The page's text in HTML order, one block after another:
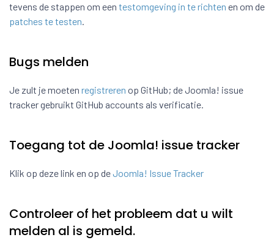
tevens de stappen om een testomgeving in te richten en om de
patches te testen.
Bugs melden
Je zult je moeten registreren op GitHub; de Joomla! issue
tracker gebruikt GitHub accounts als verificatie.
Toegang tot de Joomla! issue tracker
Klik op deze link en op deJoomla! Issue Tracker
Controleer of het probleem dat u wilt
melden al is gemeld.